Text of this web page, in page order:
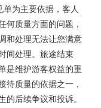
为主要依据，客人
何质量方面的问题，
和处理无法让您满意
间处理。旅途结束
是维护游客权益的重
待质量的依据之一，
后续争议和投诉。